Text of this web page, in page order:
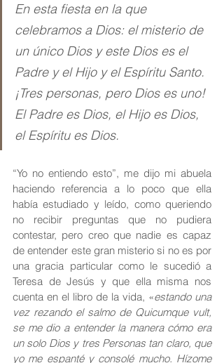
En esta fiesta en la que
celebramos a Dios: el misterio de
un único Dios y este Dios es el
Padre y el Hijo y el Espíritu Santo.
¡Tres personas, pero Dios es uno!
El Padre es Dios, el Hijo es Dios,
el Espíritu es Dios.
“Yo no entiendo esto”, me dijo mi abuela
haciendo referencia a lo poco que ella
había estudiado y leído, como queriendo
no recibir preguntas que no pudiera
contestar, pero creo que nadie es capaz
de entender este gran misterio si no es por
una gracia particular como le sucedió a
Teresa de Jesús y que ella misma nos
cuenta en el libro de la vida, «estando una
vez rezando el salmo de Quicumque vult,
se me dio a entender la manera cómo era
un solo Dios y tres Personas tan claro, que
yo me espanté y consolé mucho. Hízome